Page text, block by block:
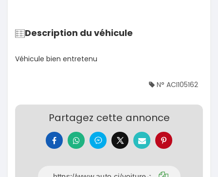
Description du véhicule
Véhicule bien entretenu
N° ACI105162
Partagez cette annonce